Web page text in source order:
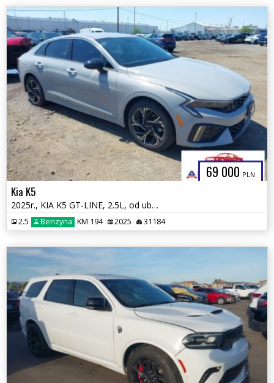
69 000 PLN
Kia K5
2025r., KIA K5 GT-LINE, 2.5L, od ubezpieczalni
2.5 Benzyna KM 194 2025 31184